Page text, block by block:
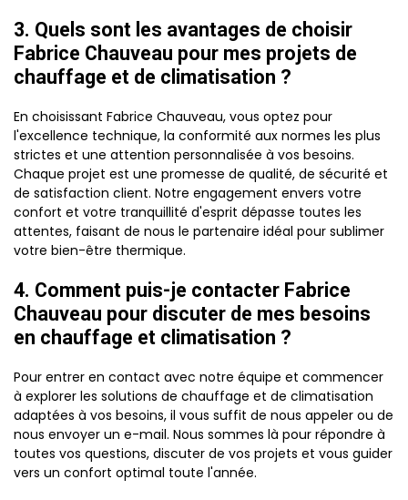
3. Quels sont les avantages de choisir
Fabrice Chauveau pour mes projets de
chauffage et de climatisation ?
En choisissant Fabrice Chauveau, vous optez pour
l'excellence technique, la conformité aux normes les plus
strictes et une attention personnalisée à vos besoins.
Chaque projet est une promesse de qualité, de sécurité et
de satisfaction client. Notre engagement envers votre
confort et votre tranquillité d'esprit dépasse toutes les
attentes, faisant de nous le partenaire idéal pour sublimer
votre bien-être thermique.
4. Comment puis-je contacter Fabrice
Chauveau pour discuter de mes besoins
en chauffage et climatisation ?
Pour entrer en contact avec notre équipe et commencer
à explorer les solutions de chauffage et de climatisation
adaptées à vos besoins, il vous suffit de nous appeler ou de
nous envoyer un e-mail. Nous sommes là pour répondre à
toutes vos questions, discuter de vos projets et vous guider
vers un confort optimal toute l'année.